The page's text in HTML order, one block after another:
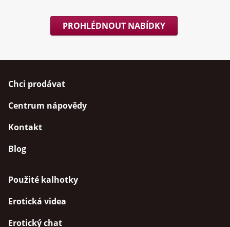
PROHLÉDNOUT NABÍDKY
Chci prodávat
Centrum nápovědy
Kontakt
Blog
Použité kalhotky
Erotická videa
Erotický chat